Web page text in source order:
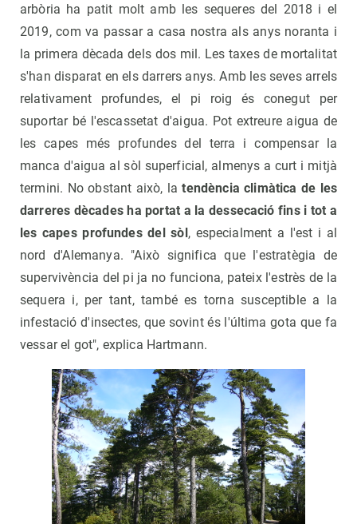
arbòria ha patit molt amb les sequeres del 2018 i el
2019, com va passar a casa nostra als anys noranta i
la primera dècada dels dos mil. Les taxes de mortalitat
s'han disparat en els darrers anys. Amb les seves arrels
relativament profundes, el pi roig és conegut per
suportar bé l'escassetat d'aigua. Pot extreure aigua de
les capes més profundes del terra i compensar la
manca d'aigua al sòl superficial, almenys a curt i mitjà
termini. No obstant això, latendència climàtica de les
darreres dècades ha portat a la dessecació fins i tot a
les capes profundes del sòl, especialment a l'est i al
nord d'Alemanya. "Això significa que l'estratègia de
supervivència del pi ja no funciona, pateix l'estrès de la
sequera i, per tant, també es torna susceptible a la
infestació d'insectes, que sovint és l'última gota que fa
vessar el got", explica Hartmann.